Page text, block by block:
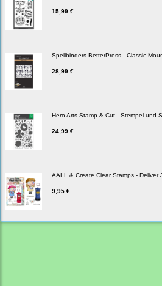
15,99 €
Spellbinders BetterPress - Classic
28,99 €
Hero Arts Stamp & Cut - Stempel und
24,99 €
AALL & Create Clear Stamps - Deliver
9,95 €